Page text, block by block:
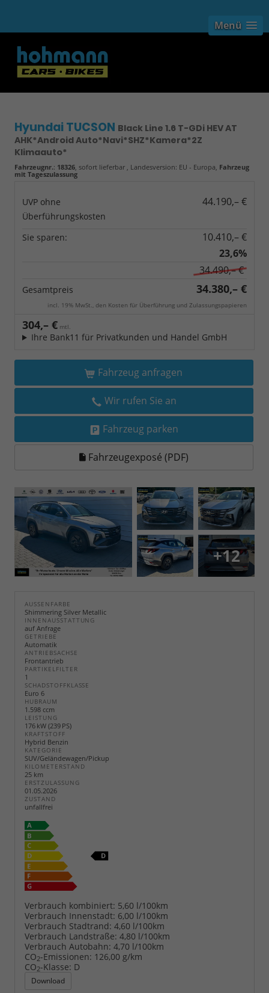
Menü
Hyundai TUCSON Black Line 1.6 T-GDi HEV AT
AHK*Android Auto*Navi*SHZ*Kamera*2Z
Klimaauto*
Fahrzeugnr.: 18326, sofort lieferbar , Landesversion: EU - Europa, Fahrzeug
mit Tageszulassung
UVP ohne
Überführungskosten
44.190,– €
Sie sparen:
10.410,– €
23,6%
34.490,– €
Gesamtpreis 34.380,– €
incl. 19% MwSt., den Kosten für Überführung und Zulassungspapieren
304,– € mtl.
Ihre Bank11 für Privatkunden und Handel GmbH
Fahrzeug anfragen
Wir rufen Sie an
Fahrzeug parken
Fahrzeugexposé (PDF)
+12
AUSSENFARBE
Shimmering Silver Metallic
INNENAUSSTATTUNG
auf Anfrage
GETRIEBE
Automatik
ANTRIEBSACHSE
Frontantrieb
PARTIKELFILTER
1
SCHADSTOFFKLASSE
Euro 6
HUBRAUM
1.598 ccm
LEISTUNG
176 kW (239 PS)
KRAFTSTOFF
Hybrid Benzin
KATEGORIE
SUV/Geländewagen/Pickup
KILOMETERSTAND
25 km
ERSTZULASSUNG
01.05.2026
ZUSTAND
unfallfrei
Verbrauch kombiniert: 5,60 l/100km
Verbrauch Innenstadt: 6,00 l/100km
Verbrauch Stadtrand: 4,60 l/100km
Verbrauch Landstraße: 4,80 l/100km
Verbrauch Autobahn: 4,70 l/100km
CO2-Emissionen: 126,00 g/km
CO2-Klasse: D
Download